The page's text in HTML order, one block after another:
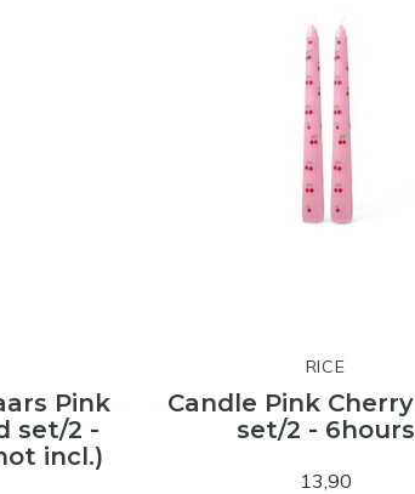
Pink
set/2 -
incl.)
RICE
Candle Pink
set/2 - 6hours
13,90